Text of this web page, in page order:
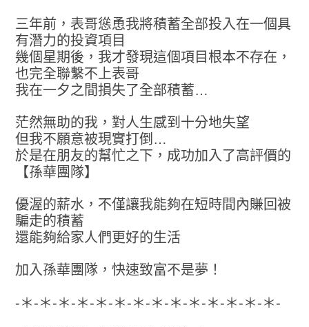
三年前，表哥慫恿我將積蓄全部投入在一個具
有潛力的投資項目
幾個星期後，我才發現這個項目根本不存在，
也完全聯繫不上表哥
我在一夕之間損失了全部積蓄…
茫然無助的我，對人生感到十分地失望
但我不願意被現實打倒…
於是在朋友的幫忙之下，成功加入了高評價的
【孫華團隊】
優渥的薪水，不僅讓我能夠在短時間內賺回被
騙走的積蓄
還能夠給家人們更好的生活
加入孫華團隊，快速致富不是夢！
-＊-＊-＊-＊-＊-＊-＊-＊-＊-＊-＊-＊-＊-＊-